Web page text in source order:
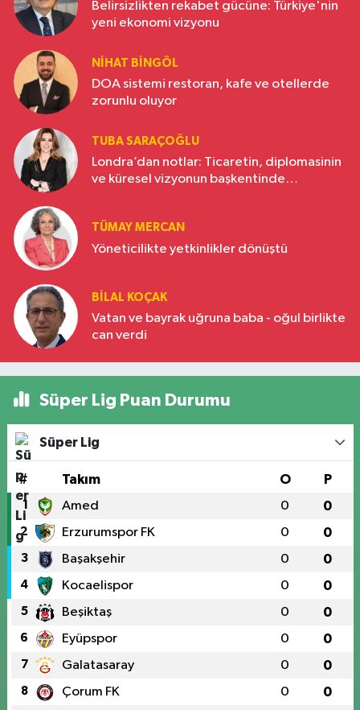
Belirsizlikten rekabet gücüne: Türkiye'nin
yeni ekonomi vizyonu
NIHAT BINGÖL
DOA sistemi restoran, kafe ve otellerde
zorunlu oluyor
TUBA SARAÇOĞLU
Londra’dan notlar: Ticaretin, diplomasinin
ve küresel vizyonun başkentinde
TÜMAY MERCAN
Yöneticilikte yetkinlikler dönüştü
BILAL KOÇAK
Vatan ve bayrak uğruna baba - oğul birlikte
can verdi
Süper Lig Puan Durumu
Süper Lig
# Takım O P
1 Amed 0 0
2 Erzurumspor FK 0 0
3 Başakşehir 0 0
4 Kocaelispor 0 0
5 Beşiktaş 0 0
6 Eyüpspor 0 0
7 Galatasaray 0 0
8 Çorum FK 0 0